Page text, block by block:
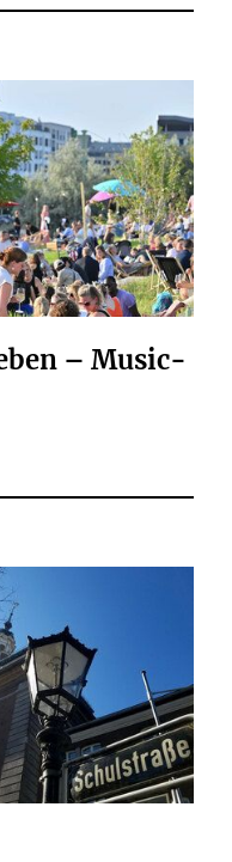
– Music-